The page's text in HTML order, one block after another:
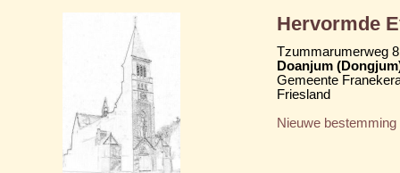
Hervormde
Tzummarumerweg 8
Doanjum
Gemeente
Friesland
Nieuwe bestemming